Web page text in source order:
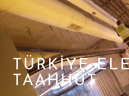
TÜRKIYE
TAAHHÜT